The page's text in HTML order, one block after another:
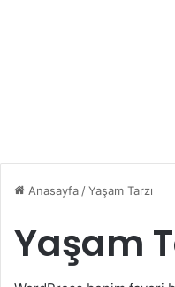
Anasayfa/Yaşam Tarzı
Yaşam